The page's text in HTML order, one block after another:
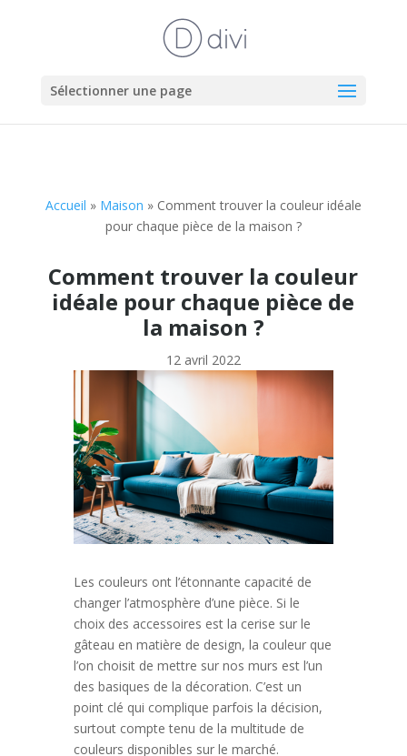
Sélectionner une page
Accueil » Maison » Comment trouver la couleur idéale
pour chaque pièce de la maison ?
Comment trouver la couleur
idéale pour chaque pièce de
la maison ?
12 avril 2022
Les couleurs ont l’étonnante capacité de
changer l’atmosphère d’une pièce. Si le
choix des accessoires est la cerise sur le
gâteau en matière de design, la couleur que
l’on choisit de mettre sur nos murs est l’un
des basiques de la décoration. C’est un
point clé qui complique parfois la décision,
surtout compte tenu de la multitude de
couleurs disponibles sur le marché.